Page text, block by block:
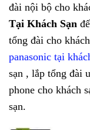
đài nội bộ cho
Tại Khách Sạn
tổng đài cho
panasonic tại
sạn , lắp tổng đài
phone cho khách
sạn.